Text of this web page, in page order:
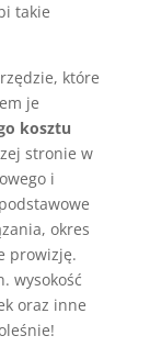
takie
które
je
kosztu
stronie w
i
okres
prowizję.
wysokość
oraz inne